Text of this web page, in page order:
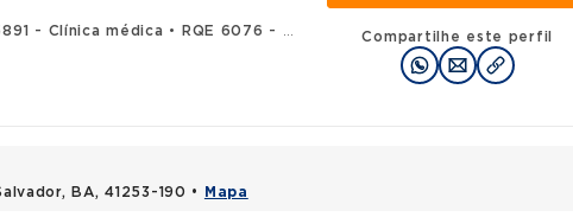
- Clínica médica •
RQE 6076 - Oncologia clínica
Compartilhe este perfil
BA, 41253-190 • Mapa